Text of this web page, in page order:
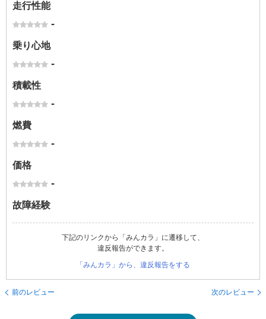
走行性能
-
乗り心地
-
積載性
-
燃費
-
価格
-
故障経験
下記のリンクから「みんカラ」に遷移して、
違反報告ができます。
「みんカラ」から、違反報告をする
前のレビュー 次のレビュー